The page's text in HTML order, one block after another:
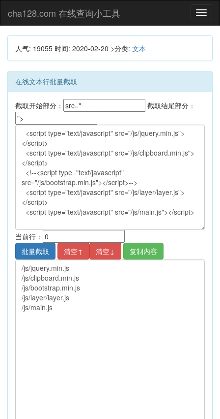
cha128.com 在线查询小工具
人气: 19055 时间: 2020-02-20 >分类: 文本
在线文本行批量截取
截取开始部分： 截取结尾部分：
当前行：
复制内容